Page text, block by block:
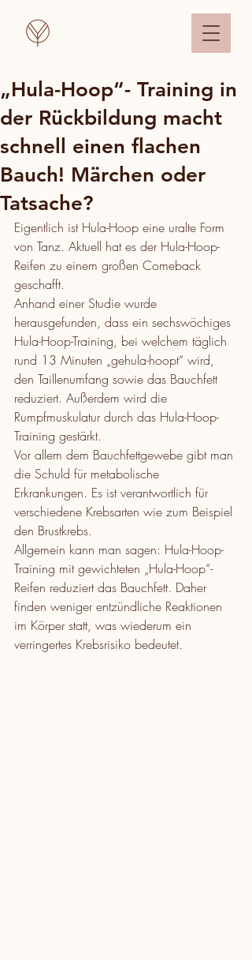
„Hula-Hoop“- Training in
der Rückbildung macht
schnell einen flachen
Bauch! Märchen oder
Tatsache?
Eigentlich ist Hula-Hoop eine uralte Form
von Tanz. Aktuell hat es der Hula-Hoop-
Reifen zu einem großen Comeback
geschafft.
Anhand einer Studie wurde
herausgefunden, dass ein sechswöchiges
Hula-Hoop-Training, bei welchem täglich
rund 13 Minuten „gehula-hoopt“ wird,
den Taillenumfang sowie das Bauchfett
reduziert. Außerdem wird die
Rumpfmuskulatur durch das Hula-Hoop-
Training gestärkt.
Vor allem dem Bauchfettgewebe gibt man
die Schuld für metabolische
Erkrankungen. Es ist verantwortlich für
verschiedene Krebsarten wie zum Beispiel
den Brustkrebs.
Allgemein kann man sagen: Hula-Hoop-
Training mit gewichteten „Hula-Hoop“-
Reifen reduziert das Bauchfett. Daher
finden weniger entzündliche Reaktionen
im Körper statt, was wiederum ein
verringertes Krebsrisiko bedeutet.